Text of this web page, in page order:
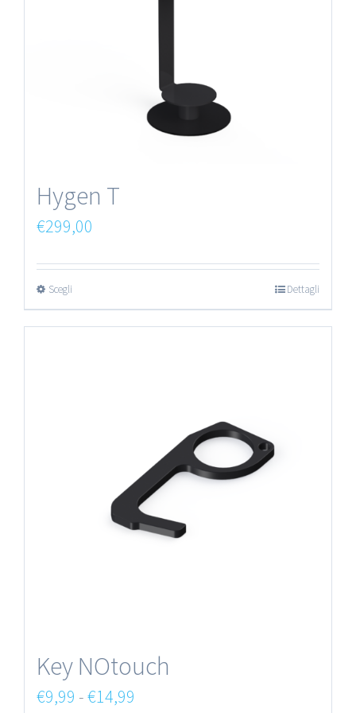
Hygen T
€299,00
Scegli Dettagli
Key NOtouch
€9,99 -€14,99